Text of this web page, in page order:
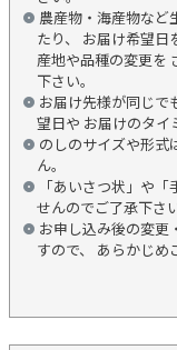
農産物・海産物など
たり、 お届け希望日
産地や品種の変更を
下さい。
お届け先様が同じで
望日や お届けのタイ
のしのサイズや形式
ん。
「あいさつ状」や
せんのでご了承下さい
お申し込み後の変更
すので、 あらかじめ